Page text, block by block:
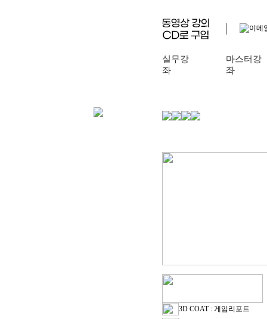
실무강
좌
마스터강
좌
3D COAT : 게임리포트